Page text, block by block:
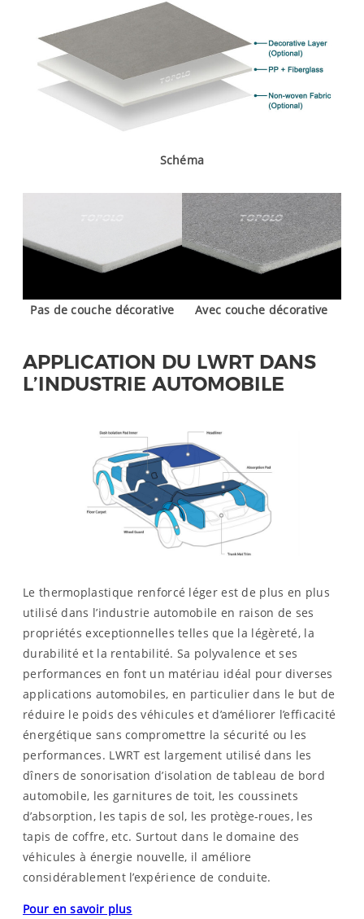
Schéma
Pas de couche décorative Avec couche décorative
APPLICATION DU LWRT DANS
L’INDUSTRIE AUTOMOBILE
Le thermoplastique renforcé léger est de plus en plus
utilisé dans l’industrie automobile en raison de ses
propriétés exceptionnelles telles que la légèreté, la
durabilité et la rentabilité. Sa polyvalence et ses
performances en font un matériau idéal pour diverses
applications automobiles, en particulier dans le but de
réduire le poids des véhicules et d’améliorer l’efficacité
énergétique sans compromettre la sécurité ou les
performances. LWRT est largement utilisé dans les
dîners de sonorisation d’isolation de tableau de bord
automobile, les garnitures de toit, les coussinets
d’absorption, les tapis de sol, les protège-roues, les
tapis de coffre, etc. Surtout dans le domaine des
véhicules à énergie nouvelle, il améliore
considérablement l’expérience de conduite.
Pour en savoir plus